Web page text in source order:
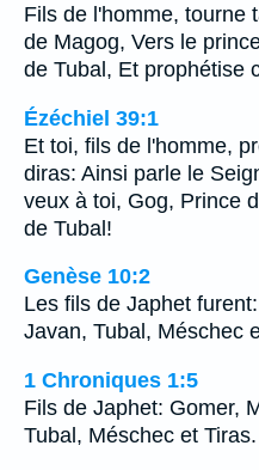
Fils de l'homme, tourne
de Magog, Vers le
de Tubal, Et prophétise
Ézéchiel 39:1
Et toi, fils de l'homme,
diras: Ainsi parle le
veux à toi, Gog, Prince
de Tubal!
Genèse 10:2
Les fils de Japhet
Javan, Tubal, Méschec
1 Chroniques 1:5
Fils de Japhet: Gomer,
Tubal, Méschec et